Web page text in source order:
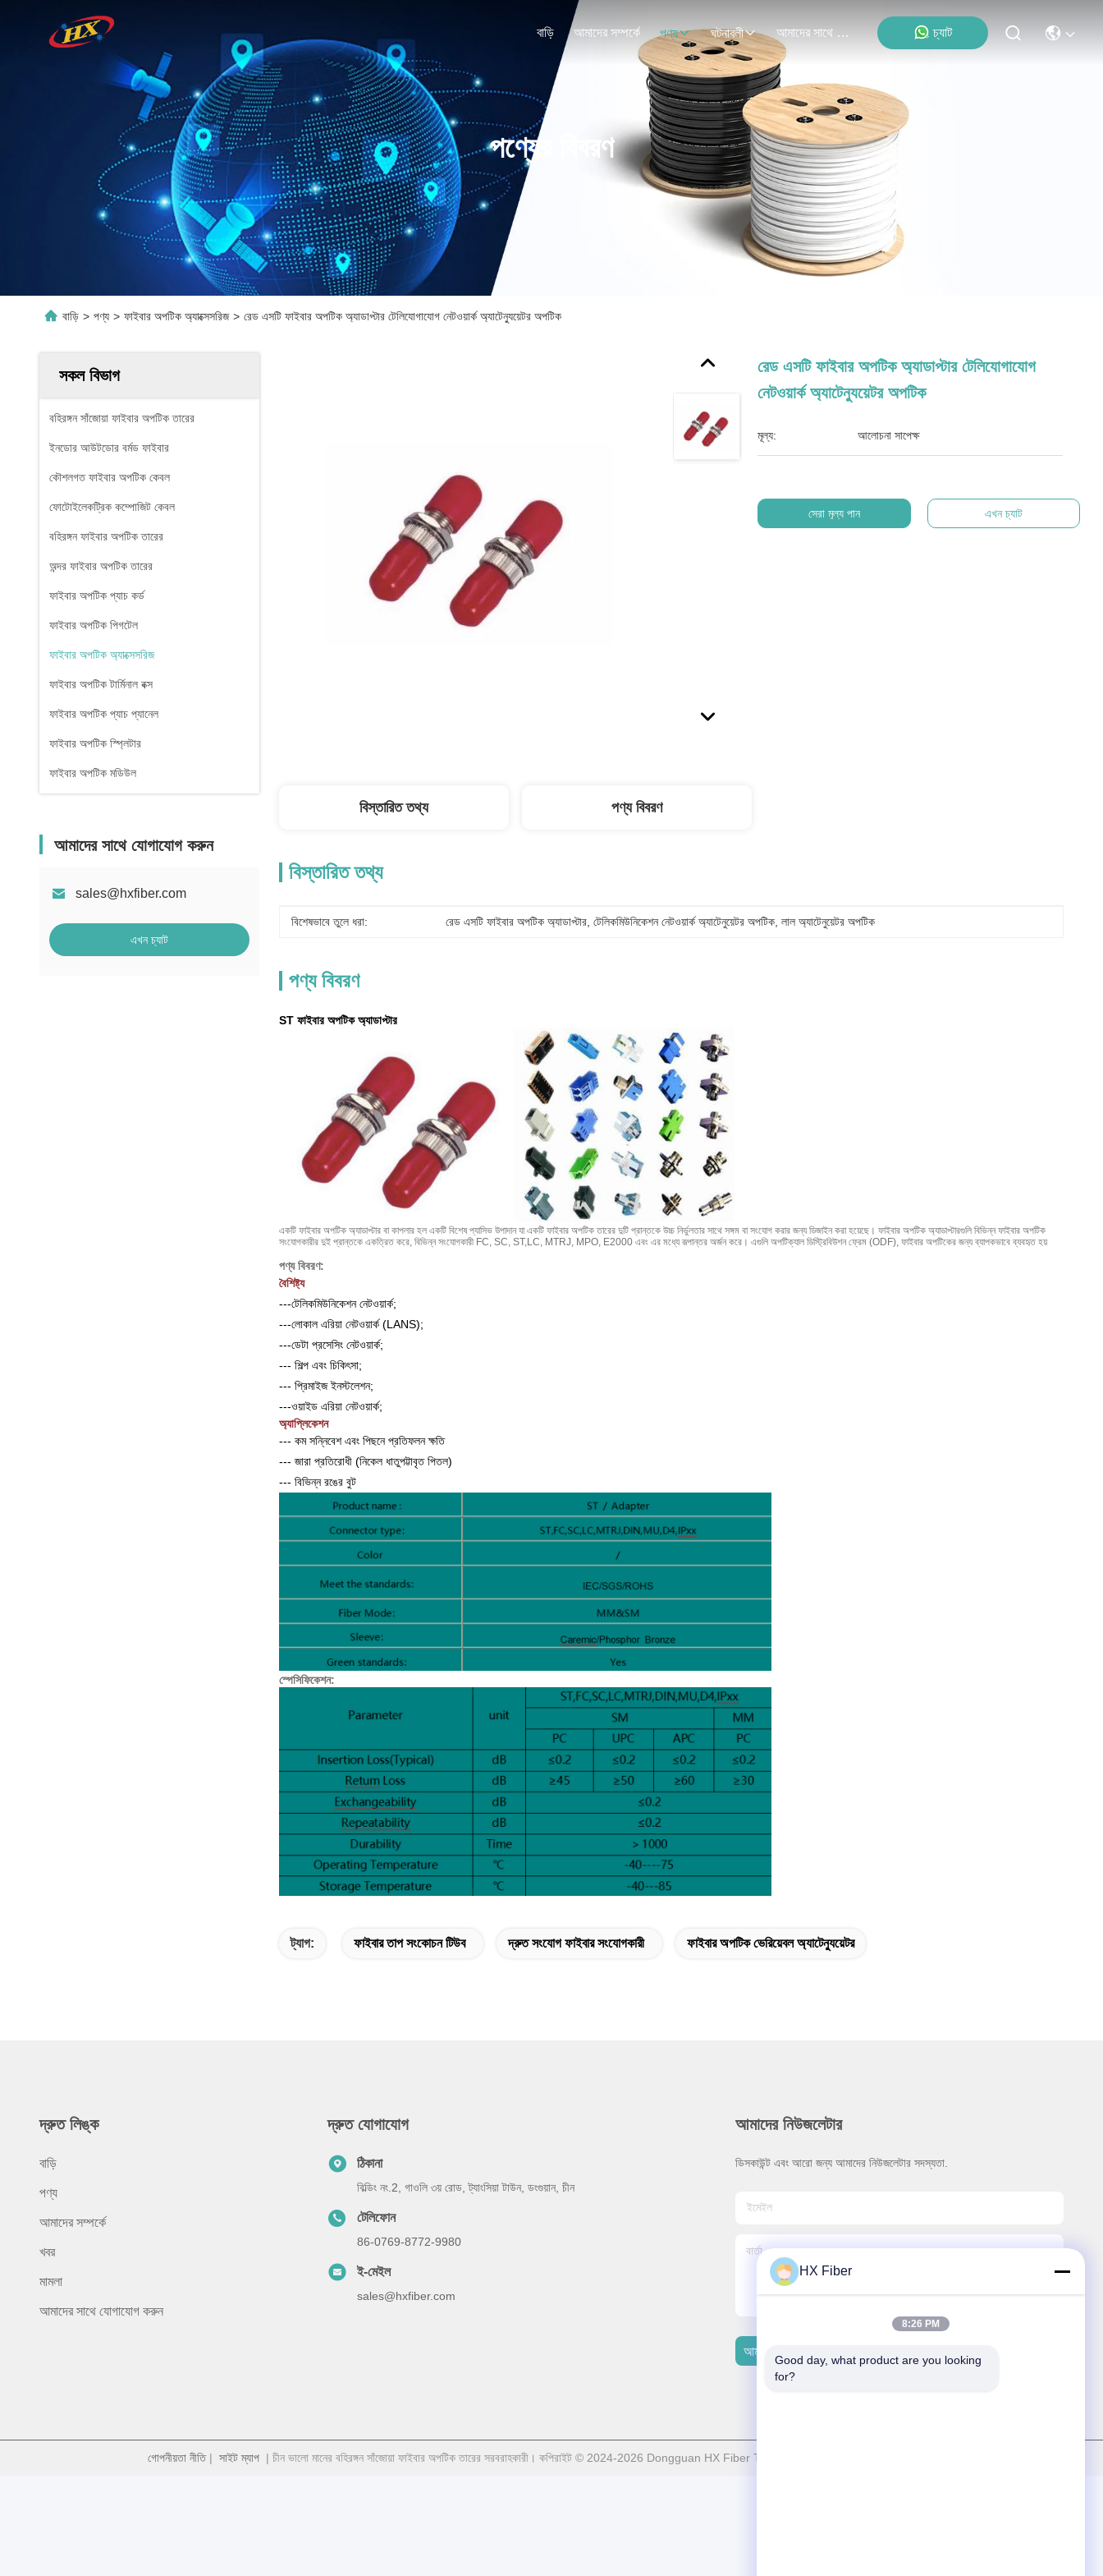
বাড়ি আমাদের সম্পর্কে পণ্য ঘটনাবলী আমাদের সাথে যোগাযোগ করুন চ্যাট
পণ্যের বিবরণ
বাড়ি > পণ্য > ফাইবার অপটিক অ্যাক্সেসরিজ > রেড এসটি ফাইবার অপটিক অ্যাডাপ্টার টেলিযোগাযোগ নেটওয়ার্ক অ্যাটেন্যুয়েটর অপটিক
সকল বিভাগ
বহিরঙ্গন সাঁজোয়া ফাইবার অপটিক তারের
ইনডোর আউটডোর বর্মড ফাইবার
কৌশলগত ফাইবার অপটিক কেবল
ফোটোইলেকট্রিক কম্পোজিট কেবল
বহিরঙ্গন ফাইবার অপটিক তারের
অন্দর ফাইবার অপটিক তারের
ফাইবার অপটিক প্যাচ কর্ড
ফাইবার অপটিক পিগটেল
ফাইবার অপটিক অ্যাক্সেসরিজ
ফাইবার অপটিক টার্মিনাল বক্স
ফাইবার অপটিক প্যাচ প্যানেল
ফাইবার অপটিক স্প্লিটার
ফাইবার অপটিক মডিউল
আমাদের সাথে যোগাযোগ করুন
sales@hxfiber.com
এখন চ্যাট
রেড এসটি ফাইবার অপটিক অ্যাডাপ্টার টেলিযোগাযোগ
নেটওয়ার্ক অ্যাটেন্যুয়েটর অপটিক
মূল্য: আলোচনা সাপেক্ষ
সেরা মূল্য পান এখন চ্যাট
বিস্তারিত তথ্য পণ্য বিবরণ
বিস্তারিত তথ্য
বিশেষভাবে তুলে ধরা: রেড এসটি ফাইবার অপটিক অ্যাডাপ্টার , টেলিকমিউনিকেশন নেটওয়ার্ক অ্যাটেনুয়েটর অপটিক , লাল অ্যাটেনুয়েটর অপটিক
পণ্য বিবরণ
ST ফাইবার অপটিক অ্যাডাপ্টার
একটি ফাইবার অপটিক অ্যাডাপ্টার বা কাপলার হল একটি বিশেষ প্যাসিভ উপাদান যা একটি ফাইবার অপটিক তারের দুটি প্রান্তকে উচ্চ নির্ভুলতার সাথে সঙ্গম বা সংযোগ করার জন্য ডিজাইন করা হয়েছে। ফাইবার অপটিক অ্যাডাপ্টারগুলি বিভিন্ন ফাইবার অপটিক
সংযোগকারীর দুই প্রান্তকে একত্রিত করে, বিভিন্ন সংযোগকারী FC, SC, ST,LC, MTRJ, MPO, E2000 এবং এর মধ্যে রূপান্তর অর্জন করে। এগুলি অপটিক্যাল ডিস্ট্রিবিউশন ফ্রেম (ODF), ফাইবার অপটিকের জন্য ব্যাপকভাবে ব্যবহৃত হয়
পণ্য বিবরণ:
বৈশিষ্ট্য
---টেলিকমিউনিকেশন নেটওয়ার্ক;
---লোকাল এরিয়া নেটওয়ার্ক (LANS);
---ডেটা প্রসেসিং নেটওয়ার্ক;
--- শিল্প এবং চিকিৎসা;
--- প্রিমাইজ ইনস্টলেশন;
---ওয়াইড এরিয়া নেটওয়ার্ক;
অ্যাপ্লিকেশন
--- কম সন্নিবেশ এবং পিছনে প্রতিফলন ক্ষতি
--- জারা প্রতিরোধী (নিকেল ধাতুপট্টাবৃত পিতল)
--- বিভিন্ন রঙের বুট
স্পেসিফিকেশন:
ট্যাগ: ফাইবার তাপ সংকোচন টিউব দ্রুত সংযোগ ফাইবার সংযোগকারী ফাইবার অপটিক ভেরিয়েবল অ্যাটেন্যুয়েটর
দ্রুত লিঙ্ক
বাড়ি
পণ্য
আমাদের সম্পর্কে
খবর
মামলা
আমাদের সাথে যোগাযোগ করুন
দ্রুত যোগাযোগ
ঠিকানা
বিল্ডিং নং.2, গাওলি ৩য় রোড, ট্যাংসিয়া টাউন, ডংগুয়ান, চীন
টেলিফোন
86-0769-8772-9980
ই-মেইল
sales@hxfiber.com
আমাদের নিউজলেটার
ডিসকাউন্ট এবং আরো জন্য আমাদের নিউজলেটার সদস্যতা.
আমাদের সাথে যোগাযোগ করুন
গোপনীয়তা নীতি| সাইট ম্যাপ| চীন ভালো মানের বহিরঙ্গন সাঁজোয়া ফাইবার অপটিক তারের সরবরাহকারী। কপিরাইট © 2024-2026 Dongguan HX Fiber Technology Co., Ltd সমস্ত অধিকার সংরক্ষিত।
HX Fiber
8:26 PM
Good day, what product are you looking
for?